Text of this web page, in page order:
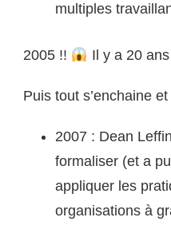
multiples
2005 !! Il y a 20
Puis tout s’enchaine et
2007 : Dean
formaliser (et a
appliquer les
organisations à